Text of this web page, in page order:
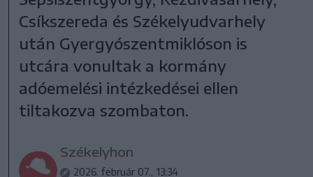
Csíkszereda és Székelyudvarhely
után Gyergyószentmiklóson is
utcára vonultak a kormány
adóemelési intézkedései ellen
tiltakozva szombaton.
Székelyhon
2026. február 07., 13:34